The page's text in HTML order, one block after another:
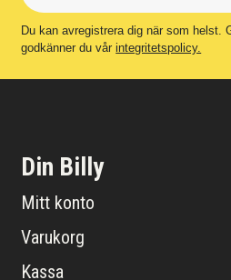
Du kan avregistrera dig när som helst.
godkänner du vårintegritetspolicy.
Din Billy
Mitt konto
Varukorg
Kassa